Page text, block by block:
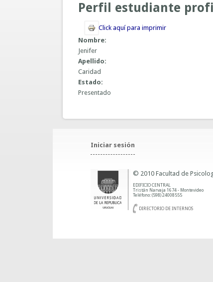
Perfil estudiante
Click aquí para imprimir
Nombre:
Jenifer
Apellido:
Caridad
Estado:
Presentado
Iniciar sesión
© 2010 Facultad de
EDIFICIO CENTRAL
Tristán Narvaja 1674 - Montevideo
Teléfono: (598) 24008555
DIRECTORIO DE INTERNOS